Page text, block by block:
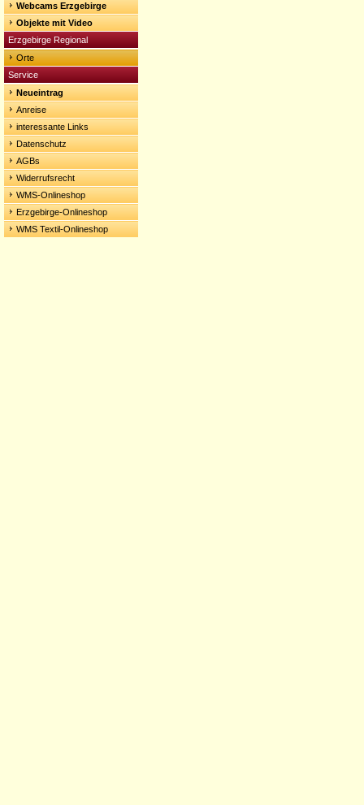
Webcams Erzgebirge
Objekte mit Video
Erzgebirge Regional
Orte
Service
Neueintrag
Anreise
interessante Links
Datenschutz
AGBs
Widerrufsrecht
WMS-Onlineshop
Erzgebirge-Onlineshop
WMS Textil-Onlineshop